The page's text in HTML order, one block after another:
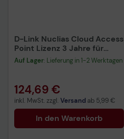
D-Link Nuclias Cloud Access
Point Lizenz 3 Jahre für
DBA-Serie
Auf Lager: Lieferung in 1-2 Werktagen
124,69 €
inkl. MwSt. zzgl. Versand ab 5,99 €
In den Warenkorb